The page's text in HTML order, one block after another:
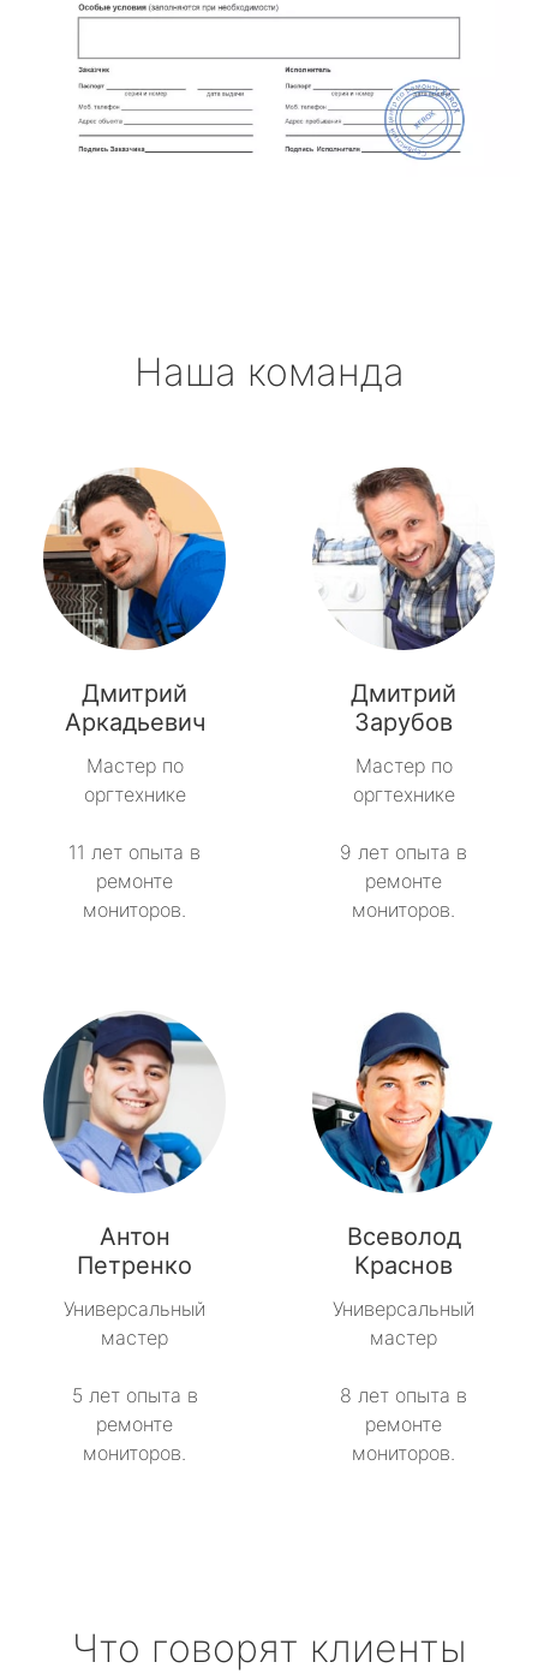
Наша команда
Дмитрий
Аркадьевич
Мастер по
оргтехнике
11 лет опыта в
ремонте
мониторов.
Дмитрий
Зарубов
Мастер по
оргтехнике
9 лет опыта в
ремонте
мониторов.
Антон
Петренко
Универсальный
мастер
5 лет опыта в
ремонте
мониторов.
Всеволод
Краснов
Универсальный
мастер
8 лет опыта в
ремонте
мониторов.
Что говорят клиенты